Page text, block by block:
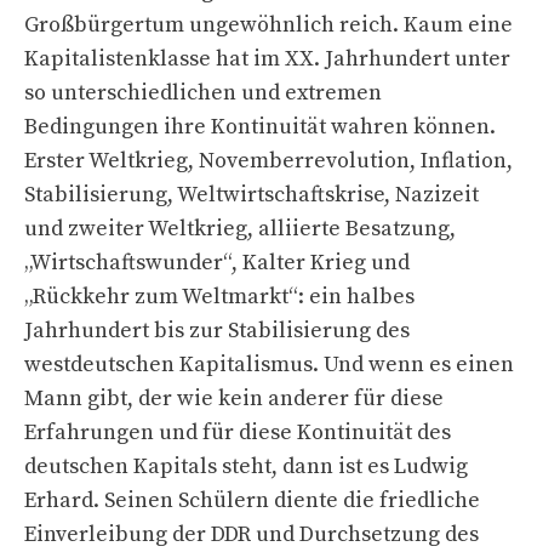
Großbürgertum ungewöhnlich reich. Kaum eine
Kapitalistenklasse hat im XX. Jahrhundert unter
so unterschiedlichen und extremen
Bedingungen ihre Kontinuität wahren können.
Erster Weltkrieg, Novemberrevolution, Inflation,
Stabilisierung, Weltwirtschaftskrise, Nazizeit
und zweiter Weltkrieg, alliierte Besatzung,
„Wirtschaftswunder“, Kalter Krieg und
„Rückkehr zum Weltmarkt“: ein halbes
Jahrhundert bis zur Stabilisierung des
westdeutschen Kapitalismus. Und wenn es einen
Mann gibt, der wie kein anderer für diese
Erfahrungen und für diese Kontinuität des
deutschen Kapitals steht, dann ist es Ludwig
Erhard. Seinen Schülern diente die friedliche
Einverleibung der DDR und Durchsetzung des